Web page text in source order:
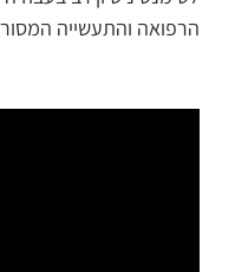
הרפואה והתעשייה